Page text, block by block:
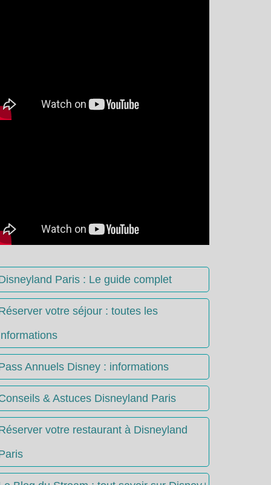
Paris : Le guide complet
votre séjour : toutes les
Annuels Disney : informations
& Astuces Disneyland Paris
votre restaurant à Disneyland